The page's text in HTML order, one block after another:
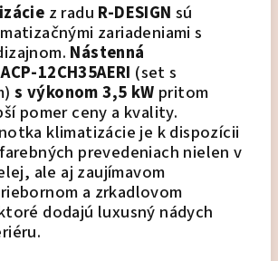
z radu R-DESIGN sú
zariadeniami s
Nástenná
12CH35AERI (set s
s výkonom 3,5 kW pritom
pomer ceny a kvality.
klimatizácie je k dispozícii
prevedeniach nielen v
ale aj zaujímavom
a zrkadlovom
dodajú luxusný nádych